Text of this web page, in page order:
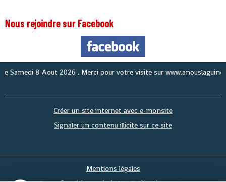
Nous rejoindre sur Facebook
Créer un site internet avec e-monsite
Signaler un contenu illicite sur ce site
Mentions légales